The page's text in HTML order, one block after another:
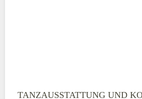
TANZAUSSTATTUNG UND